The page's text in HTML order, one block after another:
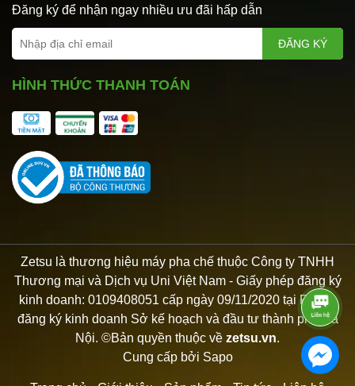
Đăng ký để nhận ngay nhiều ưu đãi hấp dẫn
ĐĂNG KÝ
HÌNH THỨC THANH TOÁN
Zetsu là thương hiệu máy pha chế thuộc Công ty TNHH
Thương mại và Dịch vụ Uni Việt Nam - Giấy phép đăng ký
kinh doanh: 0109408051 cấp ngày 09/11/2020 tại Phòng
đăng ký kinh doanh Sở kế hoạch và đầu tư thành phố Hà
Nội. ©Bản quyền thuộc về zetsu.vn.
Cung cấp bởi Sapo